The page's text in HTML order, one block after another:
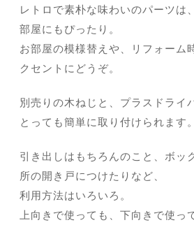
レトロで素朴な味わいのパーツは
部屋にもぴったり。
お部屋の模様替えや、リフォーム
クセントにどうぞ。
別売りの木ねじと、プラスドライ
とっても簡単に取り付けられます。
引き出しはもちろんのこと、ボッ
所の開き戸につけたりなど、
利用方法はいろいろ。
上向きで使っても、下向きで使っ